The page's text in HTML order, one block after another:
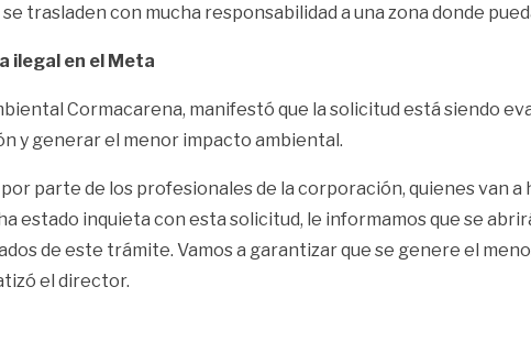
trasladen con mucha responsabilidad a una zona donde
ilegal en el Meta
Cormacarena, manifestó que la solicitud está siendo
y generar el menor impacto ambiental.
parte de los profesionales de la corporación, quienes van
estado inquieta con esta solicitud, le informamos que se
de este trámite. Vamos a garantizar que se genere el
el director.